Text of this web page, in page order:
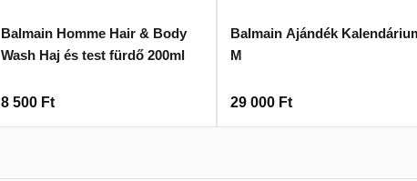
Balmain Homme Hair & Body
Wash Haj és test fürdő 200ml
8 500 Ft
Balmain Ajándék
M
29 000 Ft